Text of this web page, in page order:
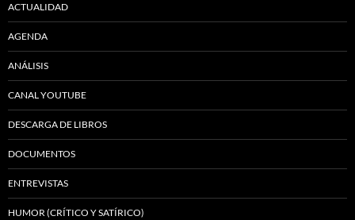
ACTUALIDAD
AGENDA
ANÁLISIS
CANAL YOUTUBE
DESCARGA DE LIBROS
DOCUMENTOS
ENTREVISTAS
HUMOR (CRÍTICO Y SATÍRICO)